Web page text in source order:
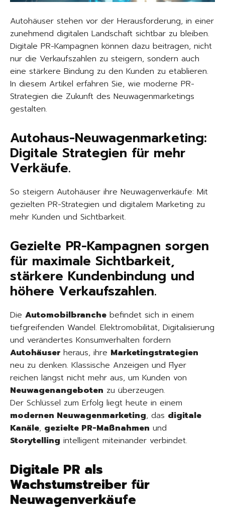
Autohäuser stehen vor der Herausforderung, in einer
zunehmend digitalen Landschaft sichtbar zu bleiben.
Digitale PR-Kampagnen können dazu beitragen, nicht
nur die Verkaufszahlen zu steigern, sondern auch
eine stärkere Bindung zu den Kunden zu etablieren.
In diesem Artikel erfahren Sie, wie moderne PR-
Strategien die Zukunft des Neuwagenmarketings
gestalten.
Autohaus-Neuwagenmarketing:
Digitale Strategien für mehr
Verkäufe.
So steigern Autohäuser ihre Neuwagenverkäufe: Mit
gezielten PR-Strategien und digitalem Marketing zu
mehr Kunden und Sichtbarkeit.
Gezielte PR-Kampagnen sorgen
für maximale Sichtbarkeit,
stärkere Kundenbindung und
höhere Verkaufszahlen.
Die Automobilbranche befindet sich in einem
tiefgreifenden Wandel. Elektromobilität, Digitalisierung
und verändertes Konsumverhalten fordern
Autohäuser heraus, ihre Marketingstrategien
neu zu denken. Klassische Anzeigen und Flyer
reichen längst nicht mehr aus, um Kunden von
Neuwagenangeboten zu überzeugen.
Der Schlüssel zum Erfolg liegt heute in einem
modernen Neuwagenmarketing, das digitale
Kanäle, gezielte PR-Maßnahmen und
Storytelling intelligent miteinander verbindet.
Digitale PR als
Wachstumstreiber für
Neuwagenverkäufe